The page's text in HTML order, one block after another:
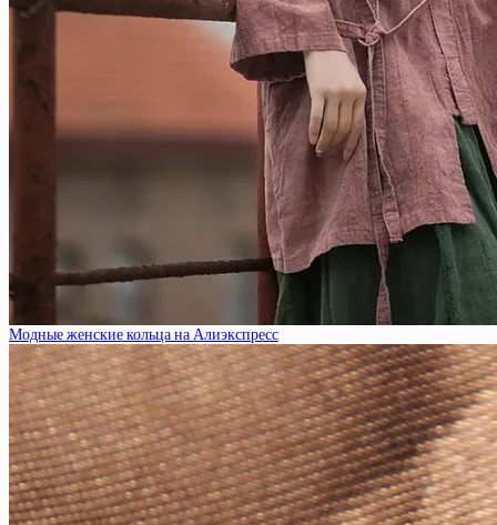
Модные женские кольца на Алиэкспресс